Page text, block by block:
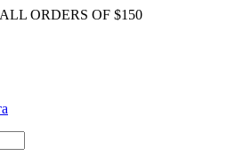
ORDERS OF $150